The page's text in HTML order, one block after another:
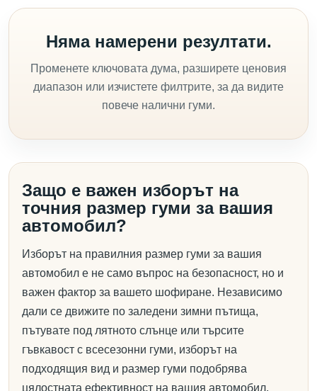
Няма намерени резултати.
Променете ключовата дума, разширете ценовия
диапазон или изчистете филтрите, за да видите
повече налични гуми.
Защо е важен изборът на
точния размер гуми за вашия
автомобил?
Изборът на правилния размер гуми за вашия
автомобил е не само въпрос на безопасност, но и
важен фактор за вашето шофиране. Независимо
дали се движите по заледени зимни пътища,
пътувате под лятното слънце или търсите
гъвкавост с всесезонни гуми, изборът на
подходящия вид и размер гуми подобрява
цялостната ефективност на вашия автомобил.